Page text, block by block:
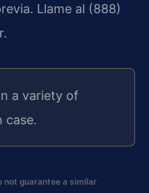
Llame al (888)
a variety of
case.
guarantee a similar